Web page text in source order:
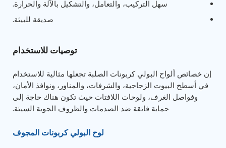
سهل التركيب، والتعامل، والتشكيل بالآلة والحرارة.
صديقة للبيئة.
توصيات للاستخدام
إن خصائص ألواح البولي كربونات الصلبة تجعلها مثالية للاستخدام
في أسطح البيوت الزجاجية، والشرفات، والمناور، ونوافذ الأمان،
وفواصل الغرف، ولوحات اللافتات حيث تكون هناك حاجة إلى
حماية فائقة ضد الصدمات والظروف الجوية السيئة.
لوح البولي كربونات المجوف